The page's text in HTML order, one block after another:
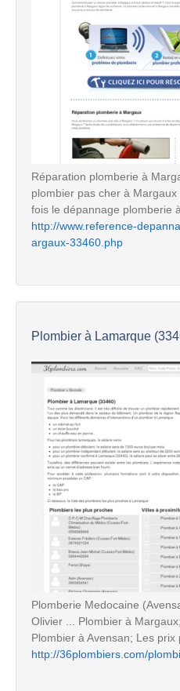
Réparation plomberie à
plombier pas cher à
fois le dépannage plomberie
http://www.reference-
argaux-33460.php
Plombier à Lamarque
Plomberie Medocaine
Olivier ... Plombier à
Plombier à Avensan; Les
http://36plombiers.com/